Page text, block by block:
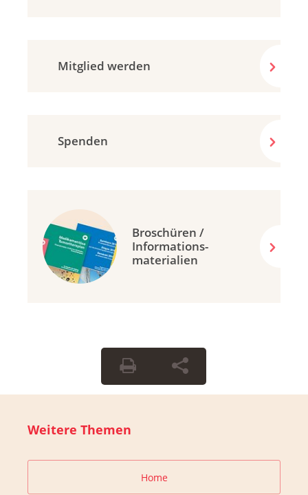
Mitglied werden
Spenden
Broschüren /
Informations-
materialien
Weitere Themen
Home